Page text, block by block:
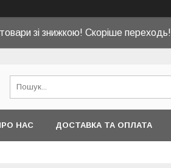
зі знижкою! Скоріше переходь!
НАС ДОСТАВКА ТА ОПЛАТА